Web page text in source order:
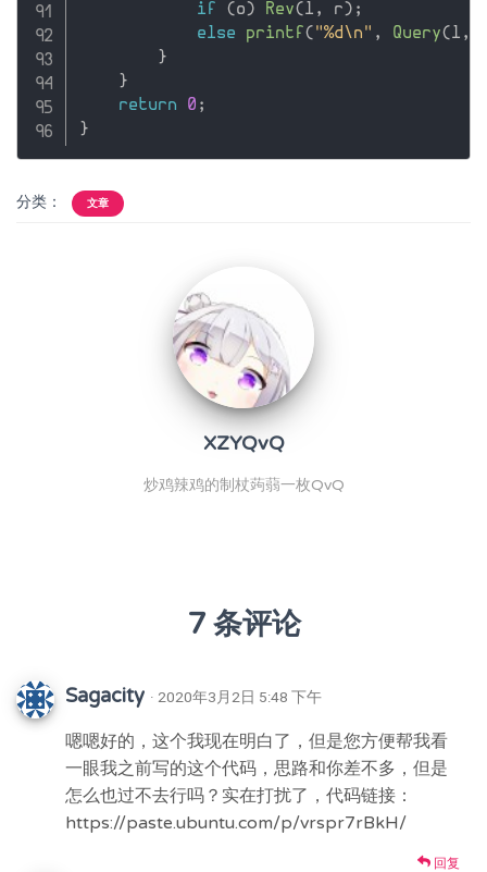
if (o) Rev(l , r) ;
else
printf ( "%d\n" , Query(l ,
}
}
return
0 ;
}
分类： 文章
XZYQvQ
炒鸡辣鸡的制杖蒟蒻一枚QvQ
7 条评论
Sagacity · 2020年3月2日 5:48 下午
嗯嗯好的，这个我现在明白了，但是您方便帮我看
一眼我之前写的这个代码，思路和你差不多，但是
怎么也过不去行吗？实在打扰了，代码链接：
https://paste.ubuntu.com/p/vrspr7rBkH/
回复